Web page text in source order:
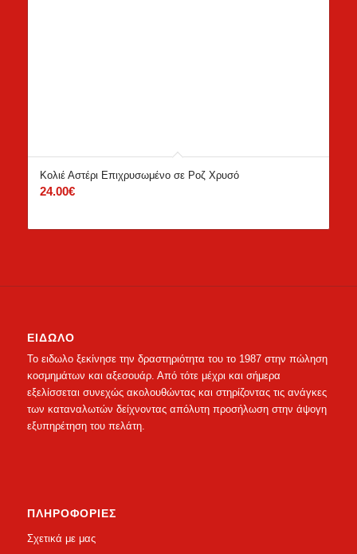
Κολιέ Αστέρι Επιχρυσωμένο σε Ροζ Χρυσό
24.00€
ΕΙΔΩΛΟ
Το ειδωλο ξεκίνησε την δραστηριότητα του το 1987 στην πώληση
κοσμημάτων και αξεσουάρ. Από τότε μέχρι και σήμερα
εξελίσσεται συνεχώς ακολουθώντας και στηρίζοντας τις ανάγκες
των καταναλωτών δείχνοντας απόλυτη προσήλωση στην άψογη
εξυπηρέτηση του πελάτη.
ΠΛΗΡΟΦΟΡΙΕΣ
Σχετικά με μας